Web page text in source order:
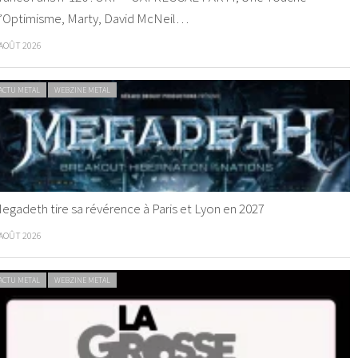
Marty, David McNeil…
2026
METAL WEBZINE METAL
tire sa révérence à Paris et Lyon en 2027
2026
METAL WEBZINE METAL